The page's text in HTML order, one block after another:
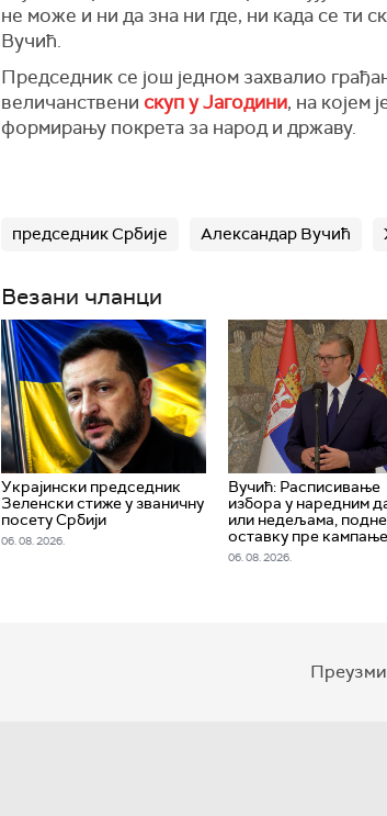
не може и ни да зна ни где, ни када се ти
Вучић.
Председник се још једном захвалио
величанствени скуп у Јагодини, на којем
формирању покрета за народ и државу.
председник Србије Александар Вучић
Везани чланци
Украјински председник
Зеленски стиже у званичну
посету Србији
06. 08. 2026.
Вучић: Расписивање
избора у наредним
или недељама,
оставку пре кампање
06. 08. 2026.